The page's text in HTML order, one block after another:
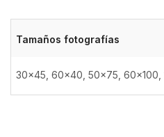
Tamaños fotografías
30×45, 60×40, 50×75, 60×100,